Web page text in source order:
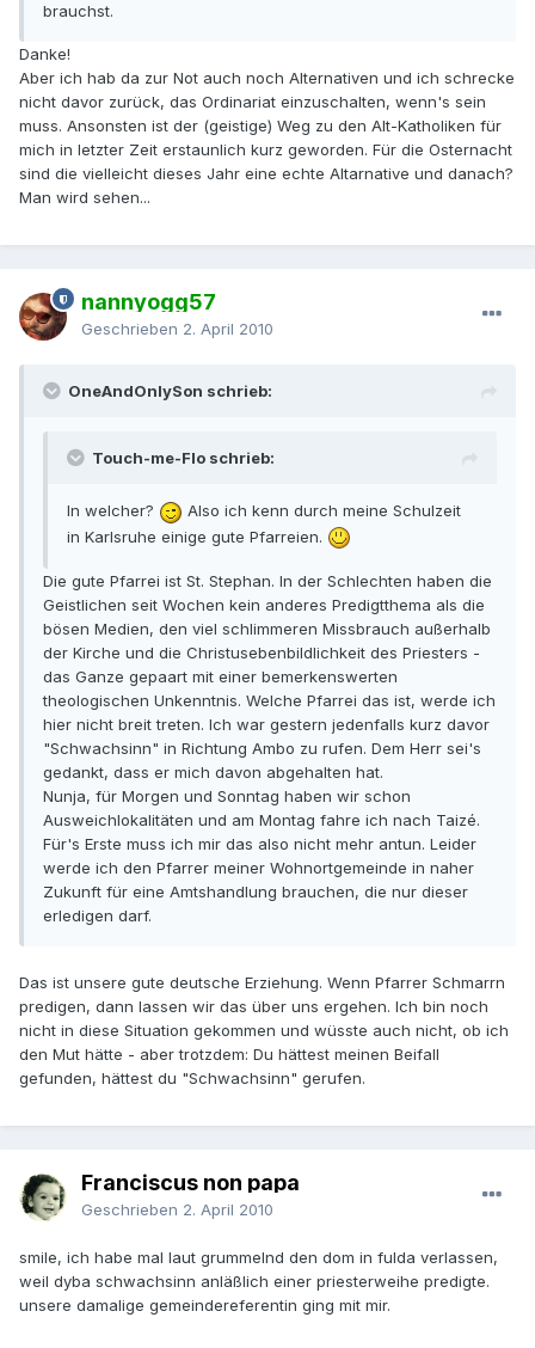
brauchst.
Danke!
Aber ich hab da zur Not auch noch Alternativen und ich schrecke
nicht davor zurück, das Ordinariat einzuschalten, wenn's sein
muss. Ansonsten ist der (geistige) Weg zu den Alt-Katholiken für
mich in letzter Zeit erstaunlich kurz geworden. Für die Osternacht
sind die vielleicht dieses Jahr eine echte Altarnative und danach?
Man wird sehen...
nannyogg57
Geschrieben 2. April 2010
OneAndOnlySon schrieb:
Touch-me-Flo schrieb:
In welcher?
Also ich kenn durch meine Schulzeit
in Karlsruhe einige gute Pfarreien.
Die gute Pfarrei ist St. Stephan. In der Schlechten haben die
Geistlichen seit Wochen kein anderes Predigtthema als die
bösen Medien, den viel schlimmeren Missbrauch außerhalb
der Kirche und die Christusebenbildlichkeit des Priesters -
das Ganze gepaart mit einer bemerkenswerten
theologischen Unkenntnis. Welche Pfarrei das ist, werde ich
hier nicht breit treten. Ich war gestern jedenfalls kurz davor
"Schwachsinn" in Richtung Ambo zu rufen. Dem Herr sei's
gedankt, dass er mich davon abgehalten hat.
Nunja, für Morgen und Sonntag haben wir schon
Ausweichlokalitäten und am Montag fahre ich nach Taizé.
Für's Erste muss ich mir das also nicht mehr antun. Leider
werde ich den Pfarrer meiner Wohnortgemeinde in naher
Zukunft für eine Amtshandlung brauchen, die nur dieser
erledigen darf.
Das ist unsere gute deutsche Erziehung. Wenn Pfarrer Schmarrn
predigen, dann lassen wir das über uns ergehen. Ich bin noch
nicht in diese Situation gekommen und wüsste auch nicht, ob ich
den Mut hätte - aber trotzdem: Du hättest meinen Beifall
gefunden, hättest du "Schwachsinn" gerufen.
Franciscus non papa
Geschrieben 2. April 2010
smile, ich habe mal laut grummelnd den dom in fulda verlassen,
weil dyba schwachsinn anläßlich einer priesterweihe predigte.
unsere damalige gemeindereferentin ging mit mir.